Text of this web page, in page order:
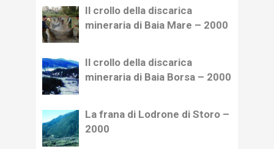
Il crollo della discarica
mineraria di Baia Mare – 2000
Il crollo della discarica
mineraria di Baia Borsa – 2000
La frana di Lodrone di Storo –
2000